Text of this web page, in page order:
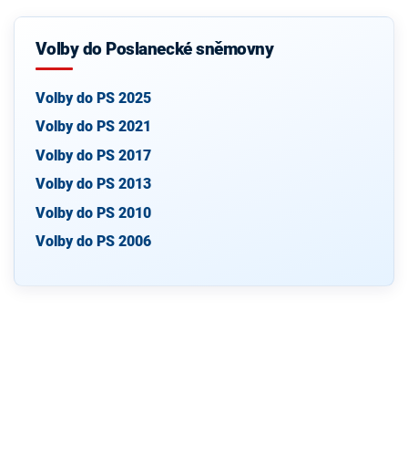
Volby do Poslanecké sněmovny
Volby do PS 2025
Volby do PS 2021
Volby do PS 2017
Volby do PS 2013
Volby do PS 2010
Volby do PS 2006